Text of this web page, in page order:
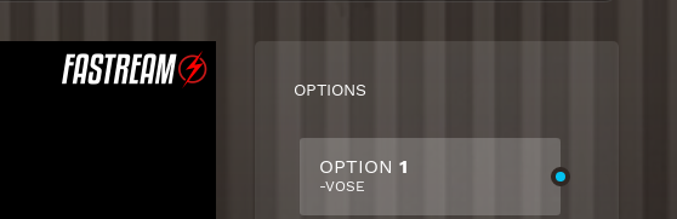
OPTIONS
OPTION 1
-VOSE